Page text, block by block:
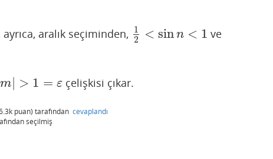
aralık seçiminden,
1
2
< sinn < 1
12 <sinn<1 ve
m| > 1 = ε
>1= ε çelişkisi çıkar.
puan) tarafından cevaplandı
seçilmiş